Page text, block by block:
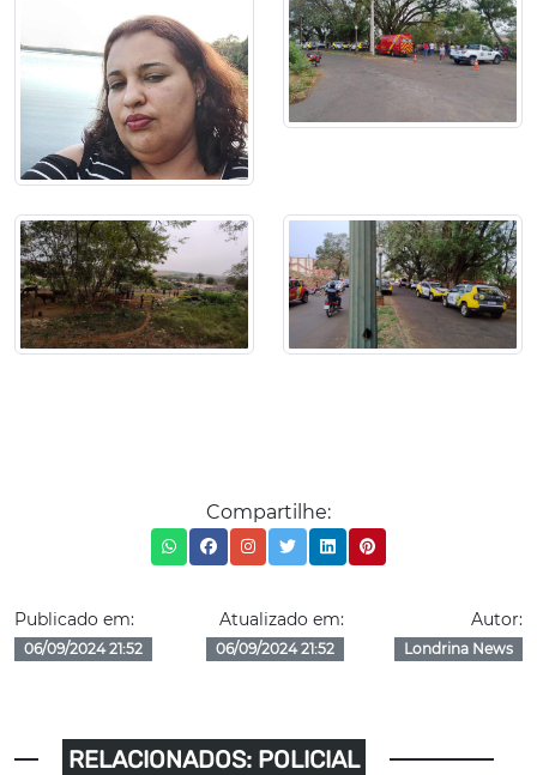
Compartilhe:
Publicado em:
06/09/2024 21:52
Atualizado em:
06/09/2024 21:52
Autor:
Londrina News
RELACIONADOS: POLICIAL